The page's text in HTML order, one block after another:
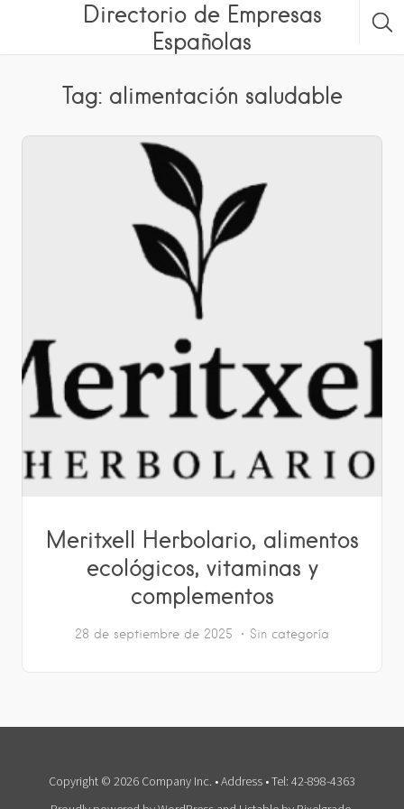
Directorio de Empresas
Españolas
Tag: alimentación saludable
Meritxell Herbolario, alimentos
ecológicos, vitaminas y
complementos
28 de septiembre de 2025 Sin categoría
Copyright © 2026 Company Inc. • Address • Tel: 42-898-4363